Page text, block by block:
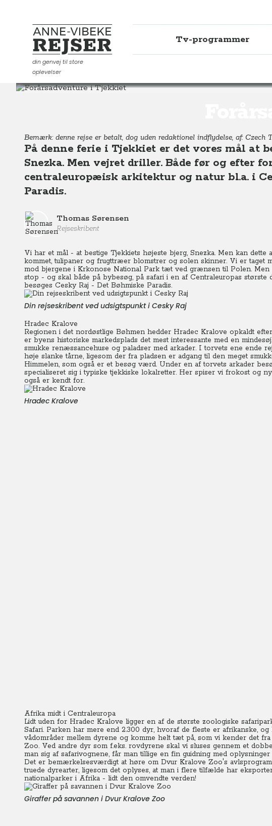
Anne-Vibeke Rejser
din genvej til store
oplevelser
Tv-programmer
Destinationer
Bemærk: denne rejse er betalt, dog uden redaktionel indflydelse, af: Czech
På denne ferie i Tjekkiet er det vores mål at
Snezka. Men vejret driller. Både før og efter
centraleuropæisk arkitektur og natur bl.a. i
Paradis.
Thomas Sørensen
Rejseskribent
Vi har et mål - at bestige Tjekkiets højeste bjerg, Snezka. Men kan
kommet, tulipaner og frugttræer blomstrer og solen skinner. Vi er taget
mod bjergene i Krkonose National Park tæt ved grænsen til Polen.
stop - og skal både på bybesøg, på safari i en af Centraleuropas største
besøges Cesky Raj - Det Bøhmiske Paradis.
Din rejseskribent ved udsigtspunkt i Cesky Raj
Hradec Kralove
Regionen i det nordøstlige Bøhmen hedder Hradec Kralove opkaldt
er byens historiske markedsplads det mest interessante med en
smukke renæssancehuse og paladser med arkader. I torvets ene ende
høje slanke tårne, ligesom der fra pladsen er adgang til den meget
Himmelen, som også er et besøg værd. Under en af torvets arkader
specialiseret sig i typiske tjekkiske lokalretter. Her spiser vi frokost og
også er kendt for.
Hradec Kralove
Afrika midt i Centraleuropa
Lidt uden for Hradec Kralove ligger en af de største zoologiske
Safari. Parken har mere end 2.300 dyr, hvoraf de fleste er afrikanske,
vådområder mellem dyrene og komme helt tæt på, som vi kender det
Zoo. Ved andre dyr som f.eks. rovdyrene skal vi sluses gennem et
man sig af safarivognene, får man tillige en fin guidning med
Det er bemærkelsesværdigt at høre om Dvur Kralove Zoo's
truede dyrearter, ligesom det oplyses, at man i flere tilfælde har
nationalparker i Afrika - lidt den omvendte verden!
Giraffer på savannen i Dvur Kralove Zoo